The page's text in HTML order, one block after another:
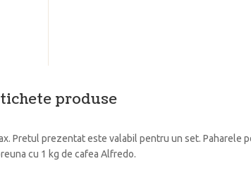
produse
Pretul prezentat este valabil pentru un set. Paharele
cu 1 kg de cafea Alfredo.